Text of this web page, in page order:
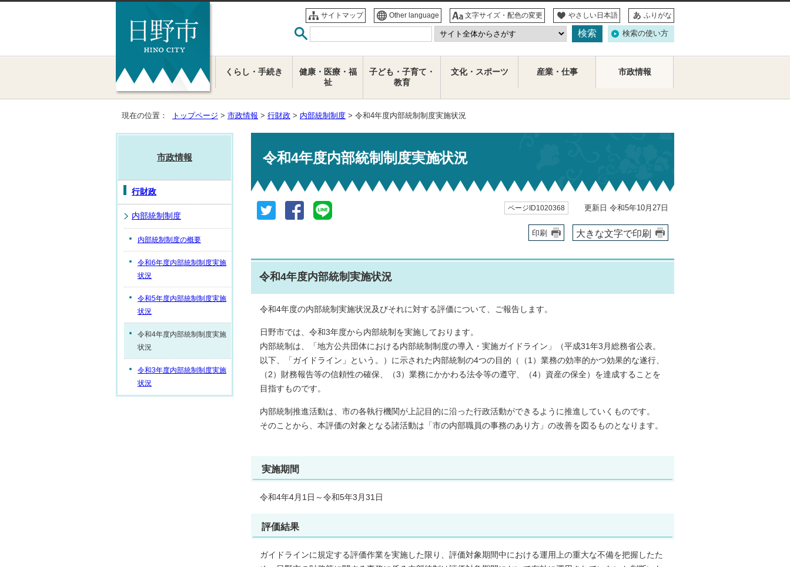
サイトマップ Other language 文字サイズ・配色の変更 やさしい日本語 ふりがな
検索の使い方
くらし・手続き
健康・医療・福
祉
子ども・子育て・
教育
文化・スポーツ 産業・仕事 市政情報
現在の位置： トップページ > 市政情報 > 行財政 > 内部統制制度 > 令和4年度内部統制制度実施状況
令和4年度内部統制制度実施状況
ページID1020368 更新日 令和5年10月27日
印刷 大きな文字で印刷
令和4年度内部統制実施状況
令和4年度の内部統制実施状況及びそれに対する評価について、ご報告します。
日野市では、令和3年度から内部統制を実施しております。
内部統制は、「地方公共団体における内部統制制度の導入・実施ガイドライン」（平成31年3月総務省公表。
以下、「ガイドライン」という。）に示された内部統制の4つの目的（（1）業務の効率的かつ効果的な遂行、
（2）財務報告等の信頼性の確保、（3）業務にかかわる法令等の遵守、（4）資産の保全）を達成することを
目指すものです。
内部統制推進活動は、市の各執行機関が上記目的に沿った行政活動ができるように推進していくものです。
そのことから、本評価の対象となる諸活動は「市の内部職員の事務のあり方」の改善を図るものとなります。
実施期間
令和4年4月1日～令和5年3月31日
評価結果
ガイドラインに規定する評価作業を実施した限り、評価対象期間中における運用上の重大な不備を把握したた
市政情報
行財政
内部統制制度
内部統制制度の概要
令和6年度内部統制制度実施
状況
令和5年度内部統制制度実施
状況
令和4年度内部統制制度実施
状況
令和3年度内部統制制度実施
状況